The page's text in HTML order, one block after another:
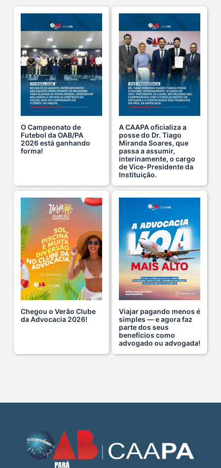
O domingo perfeito tem endereço certo: Clube da A s...
12 De Julho De 2026
O verão chegou, e o Clube da Advocacia está de p s...
10 De Julho De 2026
Ganhar tempo, automatizar tarefas e aumentar a pro s...
7 De Julho De 2026
Viajar pagando menos é simples — e agora faz pa s...
Domingo no Clube da Advocacia!
26 De Julho De 2026
Hoje é um dia especial para celebrar a vida de qu s...
22 De Julho De 2026
Fim de semana tem endereço certo: Clube da Advoca s...
18 De Julho De 2026
A saúde da mulher merece atenção especial em to s...
Cuidar da mente também é cuidar da carreira.
O domingo perfeito tem endereço certo: Clube da A s...
12 De Julho De 2026
O Campeonato de
Futebol da OAB/PA
2026 está ganhando
forma!
A CAAPA oficializa a
posse do Dr. Tiago
Miranda Soares, que
passa a assumir,
interinamente, o cargo
de Vice-Presidente da
Instituição.
Chegou o Verão Clube
da Advocacia 2026!
Viajar pagando menos é
simples — e agora faz
parte dos seus
benefícios como
advogado ou advogada!